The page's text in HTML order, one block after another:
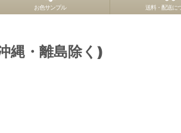
お色サンプル 送料・配送に
縄・離島除く)